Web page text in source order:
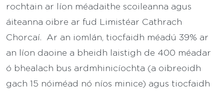
rochtain ar líon méadaithe scoileanna agus
áiteanna oibre ar fud Limistéar Cathrach
Chorcaí. Ar an iomlán, tiocfaidh méadú 39% ar
an líon daoine a bheidh laistigh de 400 méadar
ó bhealach bus ardmhinicíochta (a oibreoidh
gach 15 nóiméad nó níos minice) agus tiocfaidh